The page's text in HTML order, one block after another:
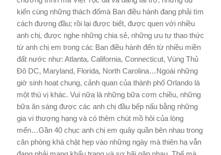
kiến cùng những thách đốmà Ban điều hành đang phải tìm
cách đương đầu; rồi lại được biết, được quen với nhiều
anh chị, được nghe những chia sẻ, những ưu tư thao thức
từ anh chị em trong các Ban điều hành đến từ nhiều miền
đất nước như: Atlanta, California, Connecticut, Vùng Thủ
Đô DC, Maryland, Florida, North Carolina…Ngoài những
giờ sinh hoạt chung, cảnh quan của thành phố Orlando là
một thú vị khác. Vui nữa là những bữa cơm chiều, những
bữa ăn sáng được các anh chị đầu bếp nấu bằng những
gia vi thượng hạng và có thêm chút mồ hôi của lòng
mến…Gần 40 chục anh chị em quây quần bên nhau trong
căn phòng khá chật hẹp vào những ngày mà thiên hạ vẫn